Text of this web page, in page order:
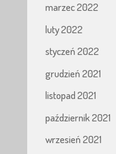
marzec 2022
luty 2022
styczeń 2022
grudzień 2021
listopad 2021
październik 2021
wrzesień 2021